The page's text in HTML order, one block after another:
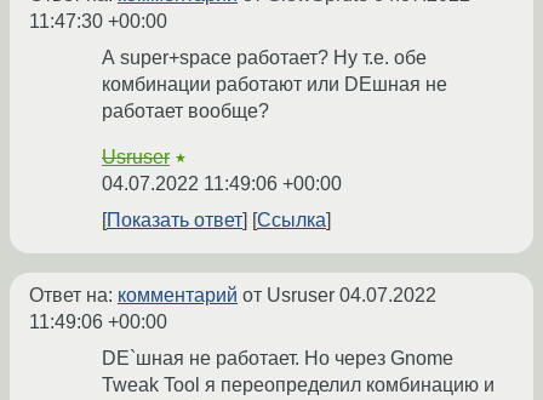
11:47:30 +00:00
А super+space работает? Ну т.е. обе
комбинации работают или DEшная не
работает вообще?
Usruser ★
04.07.2022 11:49:06 +00:00
Показать ответ
Ссылка
Ответ на: комментарий от Usruser 04.07.2022
11:49:06 +00:00
DE`шная не работает. Но через Gnome
Tweak Tool я переопределил комбинацию и